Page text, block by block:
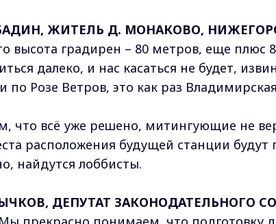
ЖИТЕЛЬ Д. МОНАКОВО,
высота градирен – 80 метров, еще плюс
далеко, и нас касаться не будет,
по Розе Ветров, это как раз
что всё уже решено, митингующие не
расположения будущей станции будут
найдутся лоббисты.
ДЕПУТАТ ЗАКОНОДАТЕЛЬНОГО